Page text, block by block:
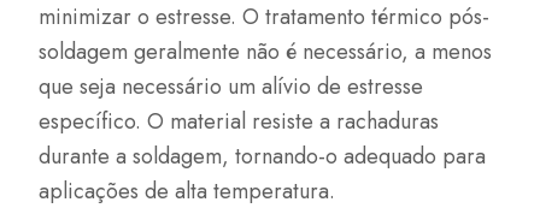
minimizar o estresse. O tratamento térmico pós-
soldagem geralmente não é necessário, a menos
que seja necessário um alívio de estresse
específico. O material resiste a rachaduras
durante a soldagem, tornando-o adequado para
aplicações de alta temperatura.